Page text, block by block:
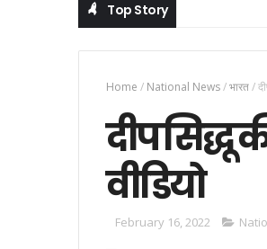
Top Story
Home / National News/भारत/
दीप सिद्धू
वीडियो
February 16, 2022